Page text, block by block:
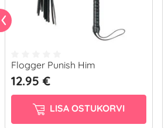
Flogger Punish Him
12.95 €
LISA OSTUKORVI